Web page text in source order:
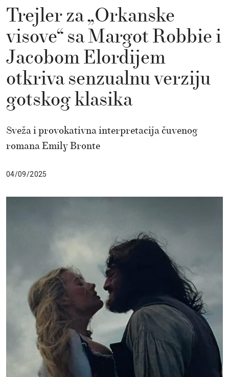
Trejler za „Orkanske
visove“ sa Margot Robbie i
Jacobom Elordijem
otkriva senzualnu verziju
gotskog klasika
Sveža i provokativna interpretacija čuvenog
romana Emily Bronte
04/09/2025